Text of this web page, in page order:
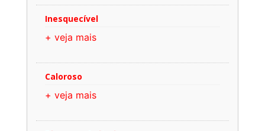
Inesquecível
+ veja mais
Caloroso
+ veja mais